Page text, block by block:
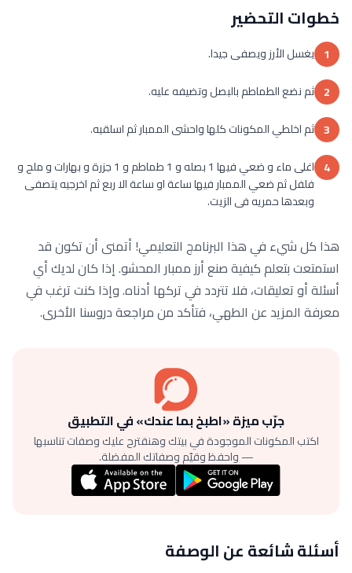
خطوات التحضير
1 يغسل الأرز ويصفى جيدا.
2 ثم نضع الطماطم بالبصل وتضيفه عليه.
3 ثم اخلطي المكونات كلها واحشى الممبار ثم اسلقيه.
4
اغلى ماء و ضعي فيها 1 بصله و 1 طماطم و 1 جزرة و بهارات و ملح و
فلفل ثم ضعي الممبار فيها ساعة او ساعة الا ربع ثم اخرجيه يتصفى
وبعدها حمريه فى الزيت.
هذا كل شيء في هذا البرنامج التعليمي! أتمنى أن تكون قد
استمتعت بتعلم كيفية صنع أرز ممبار المحشو. إذا كان لديك أي
أسئلة أو تعليقات، فلا تتردد في تركها أدناه. وإذا كنت ترغب في
معرفة المزيد عن الطهي، فتأكد من مراجعة دروسنا الأخرى.
جرّب ميزة «اطبخ بما عندك» في التطبيق
اكتب المكونات الموجودة في بيتك وهنقترح عليك وصفات تناسبها
— واحفظ وقيّم وصفاتك المفضلة.
أسئلة شائعة عن الوصفة